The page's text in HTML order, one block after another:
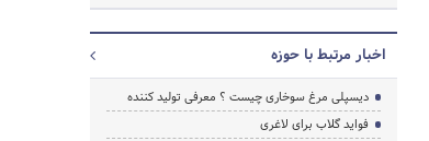
اخبار مرتبط با حوزه
دیسپلی مرغ سوخاری چیست ؟ معرفی تولید کننده
فواید گلاب برای لاغری